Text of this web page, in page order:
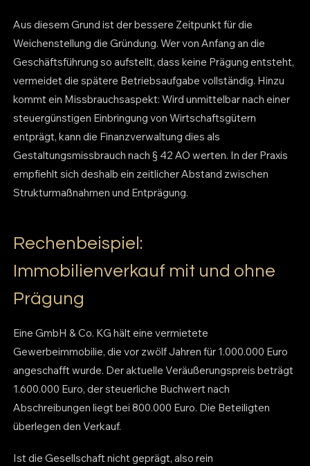
Aus diesem Grund ist der bessere Zeitpunkt für die
Weichenstellung die Gründung. Wer von Anfang an die
Geschäftsführung so aufstellt, dass keine Prägung entsteht,
vermeidet die spätere Betriebsaufgabe vollständig. Hinzu
kommt ein Missbrauchsaspekt: Wird unmittelbar nach einer
steuergünstigen Einbringung von Wirtschaftsgütern
entprägt, kann die Finanzverwaltung dies als
Gestaltungsmissbrauch nach § 42 AO werten. In der Praxis
empfiehlt sich deshalb ein zeitlicher Abstand zwischen
Strukturmaßnahmen und Entprägung.
Rechenbeispiel:
Immobilienverkauf mit und ohne
Prägung
Eine GmbH & Co. KG hält eine vermietete
Gewerbeimmobilie, die vor zwölf Jahren für 1.000.000 Euro
angeschafft wurde. Der aktuelle Veräußerungspreis beträgt
1.600.000 Euro, der steuerliche Buchwert nach
Abschreibungen liegt bei 800.000 Euro. Die Beteiligten
überlegen den Verkauf.
Ist die Gesellschaft nicht geprägt, also rein